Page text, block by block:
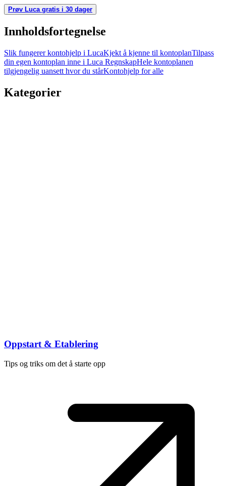
Prøv Luca gratis i 30 dager
Innholdsfortegnelse
Slik fungerer kontohjelp i LucaKjekt å kjenne til kontoplanTilpass
din egen kontoplan inne i Luca RegnskapHele kontoplanen
tilgjengelig uansett hvor du stårKontohjelp for alle
Kategorier
Oppstart & Etablering
Tips og triks om det å starte opp